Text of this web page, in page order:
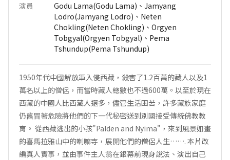
演員
Godu Lama(Godu Lama)、Jamyang
Lodro(Jamyang Lodro)、Neten
Chokling(Neten Chokling)、Orgyen
Tobgyal(Orgyen Tobgyal)、Pema
Tshundup(Pema Tshundup)
1950年代中國解放軍入侵西藏，殺害了1.2百萬的藏人以及1
萬名以上的僧侶，而當時藏人總數也不過600萬。以至於現在
西藏的中國人比西藏人還多，儘管生活困苦，許多藏族家庭
仍舊冒著危險將他們的下一代秘密送到別國接受傳統佛教教
育。 從西藏逃出的小孩"Palden and Nyima"，來到風景如畫
的喜馬拉雅山中的喇嘛寺，展開他們的僧侶人生……. 本片改
編真人實事，並由事件主人翁在銀幕前現身說法、演出自己